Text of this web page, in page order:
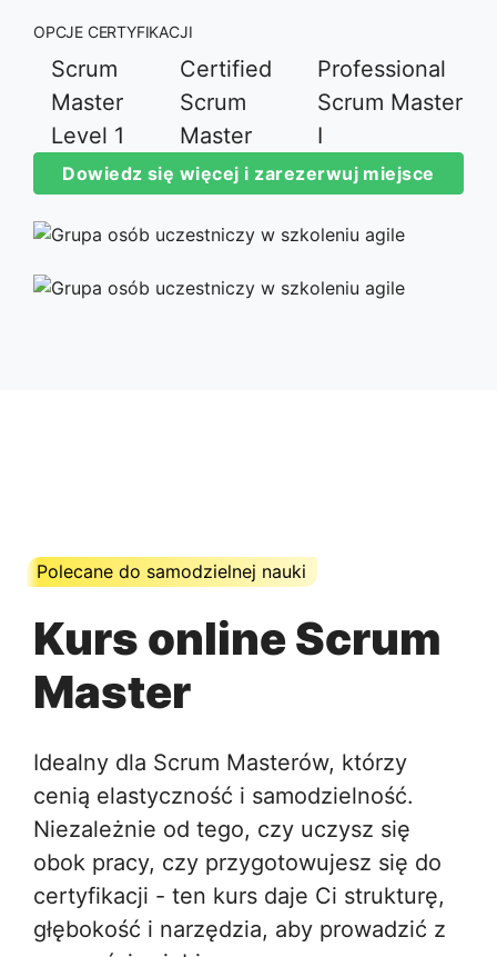
OPCJE CERTYFIKACJI
Scrum
Master
Level 1
Certified
Scrum
Master
Professional
Scrum Master
I
Dowiedz się więcej i zarezerwuj miejsce
Polecane do samodzielnej nauki
Kurs online Scrum
Master
Idealny dla Scrum Masterów, którzy
cenią elastyczność i samodzielność.
Niezależnie od tego, czy uczysz się
obok pracy, czy przygotowujesz się do
certyfikacji - ten kurs daje Ci strukturę,
głębokość i narzędzia, aby prowadzić z